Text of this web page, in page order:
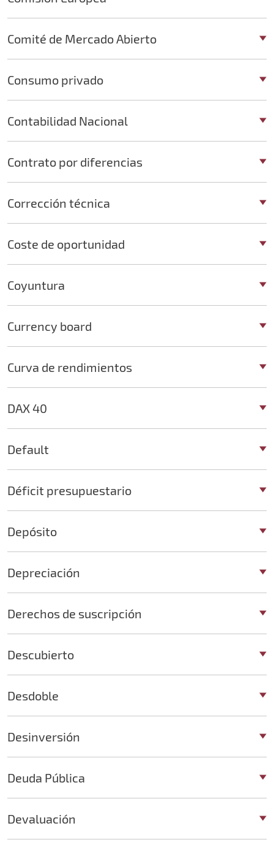
Comité de Mercado Abierto
Consumo privado
Contabilidad Nacional
Contrato por diferencias
Corrección técnica
Coste de oportunidad
Coyuntura
Currency board
Curva de rendimientos
DAX 40
Default
Déficit presupuestario
Depósito
Depreciación
Derechos de suscripción
Descubierto
Desdoble
Desinversión
Deuda Pública
Devaluación